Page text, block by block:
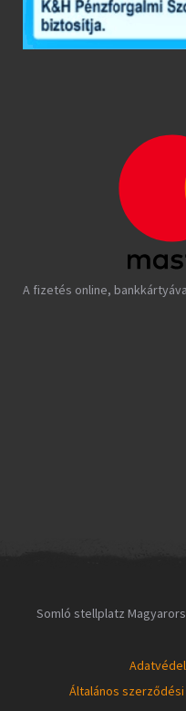
A fizetés online,
Somló stellplatz
Általános